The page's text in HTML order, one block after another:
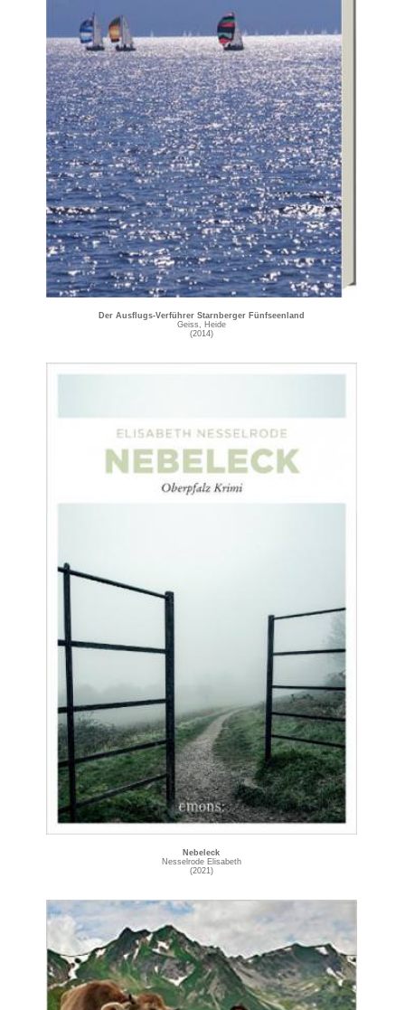
Der Ausflugs-Verführer Starnberger Fünfseenland
Geiss, Heide
(2014)
Nebeleck
Nesselrode Elisabeth
(2021)